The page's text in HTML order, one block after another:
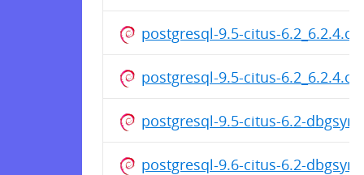
postgresql-9.5-citus-
postgresql-9.5-citus-
postgresql-9.5-citus-6.2-
postgresql-9.6-citus-6.2-